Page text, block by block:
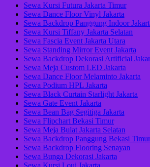
Sewa Kursi Futura Jakarta Timur
Sewa Dance Floor Vinyl Jakarta
Sewa Backdrop Panggung Indoor
Sewa Kursi Tiffany Jakarta Selatan
Sewa Fascia Event Jakarta Utara
Sewa Standing Mirror Event Jakarta
Sewa Backdrop Dekorasi Artificial
Sewa Meja Custom LED Jakarta
Sewa Dance Floor Melaminto Jakarta
Sewa Podium HPL Jakarta
Sewa Black Curtain Starlight Jakarta
Sewa Gate Event Jakarta
Sewa Bean Bag Segitiga Jakarta
Sewa Flipchart Bekasi Timur
Sewa Meja Bulat Jakarta Selatan
Sewa Backdrop Panggung Bekasi Timur
Sewa Backdrop Flooring Senayan
Sewa Bunga Dekorasi Jakarta
Sewa Kursi Loui Jakarta